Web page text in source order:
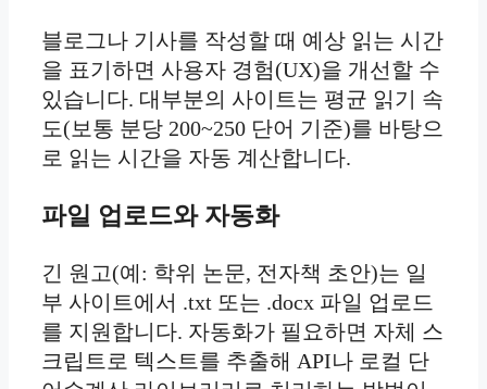
블로그나 기사를 작성할 때 예상 읽는 시간
을 표기하면 사용자 경험(UX)을 개선할 수
있습니다. 대부분의 사이트는 평균 읽기 속
도(보통 분당 200~250 단어 기준)를 바탕으
로 읽는 시간을 자동 계산합니다.
파일 업로드와 자동화
긴 원고(예: 학위 논문, 전자책 초안)는 일
부 사이트에서 .txt 또는 .docx 파일 업로드
를 지원합니다. 자동화가 필요하면 자체 스
크립트로 텍스트를 추출해 API나 로컬 단